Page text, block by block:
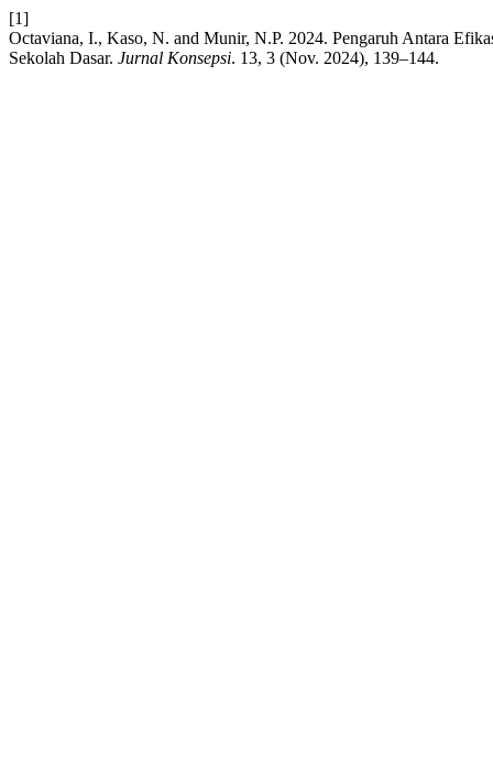
[1]
Octaviana, I., Kaso, N. and Munir, N.P. 2024. Pengaruh Antara
Sekolah Dasar. Jurnal Konsepsi. 13, 3 (Nov. 2024), 139–144.